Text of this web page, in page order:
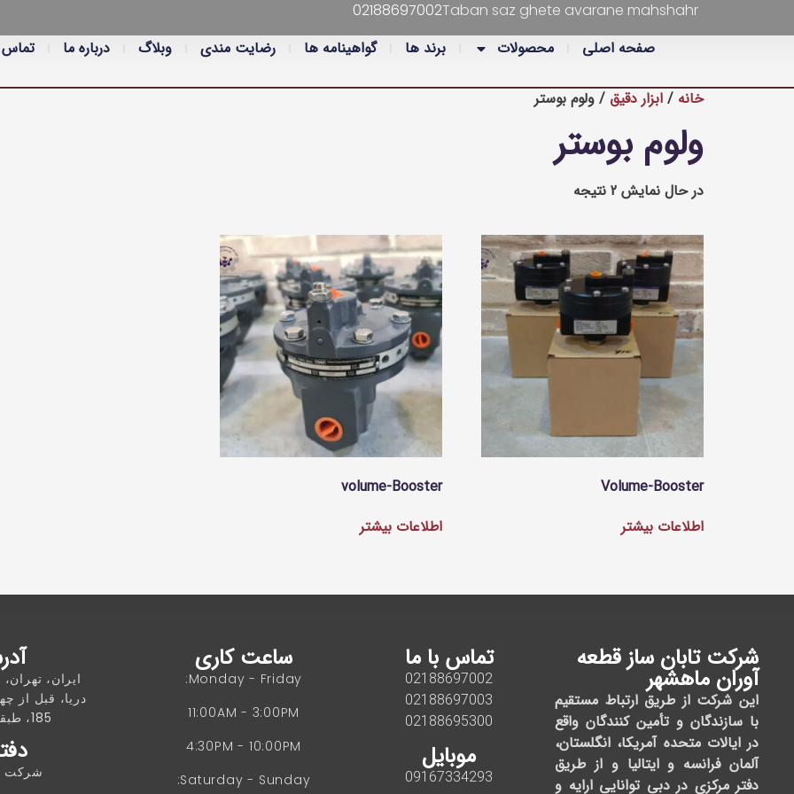
Taban saz ghete avarane mahshahr
02188697002
صفحه اصلی محصولات برند ها گواهینامه ها رضایت مندی وبلاگ درباره ما تماس
خانه / ابزار دقیق / ولوم بوستر
ولوم بوستر
در حال نمایش 2 نتیجه
Volume-Booster
اطلاعات بیشتر
volume-Booster
اطلاعات بیشتر
شرکت تابان ساز قطعه
آوران ماهشهر
این شرکت از طریق ارتباط مستقیم
با سازندگان و تأمین کنندگان واقع
در ایالات متحده آمریکا، انگلستان،
آلمان فرانسه و ایتالیا و از طریق
دفتر مرکزی در دبی توانایی ارایه و
تماس با ما
02188697002
02188697003
02188695300
موبایل
09167334293
ساعت کاری
Monday - Friday:
11:00AM - 3:00PM
4:30PM - 10:00PM
Saturday - Sunday:
ایران،
دریا، قبل از
185، طبقه 4، واحد 8
شرکت